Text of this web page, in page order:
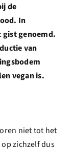
de
In
genoemd.
van
vegan is.
niet tot het
zichzelf dus